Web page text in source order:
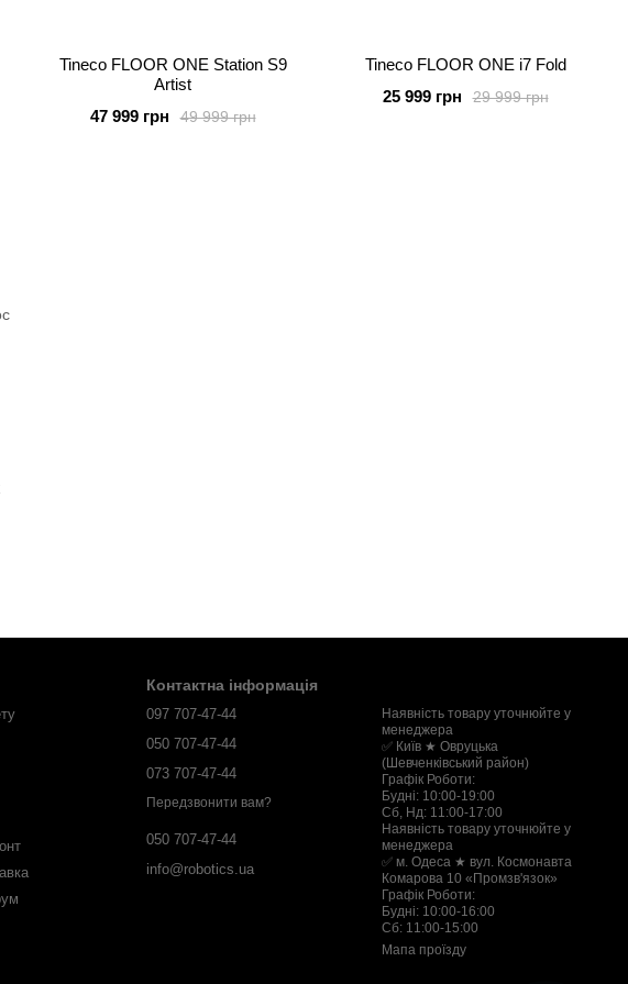
Tineco FLOOR ONE Station S9
Artist
49 999 грн
47 999 грн
Tineco FLOOR ONE i7 Fold
29 999 грн
25 999 грн
Контактна інформація
097 707-47-44
050 707-47-44
073 707-47-44
Передзвонити вам?
050 707-47-44
info@robotics.ua
Наявність товару уточнюйте у
менеджера
✅ Київ ★ Овруцька
(Шевченківський район)
Графік Роботи:
Будні: 10:00-19:00
Сб, Нд: 11:00-17:00
Наявність товару уточнюйте у
менеджера
✅ м. Одеса ★ вул. Космонавта
Комарова 10 «Промзв'язок»
Графік Роботи:
Будні: 10:00-16:00
Сб: 11:00-15:00
Мапа проїзду